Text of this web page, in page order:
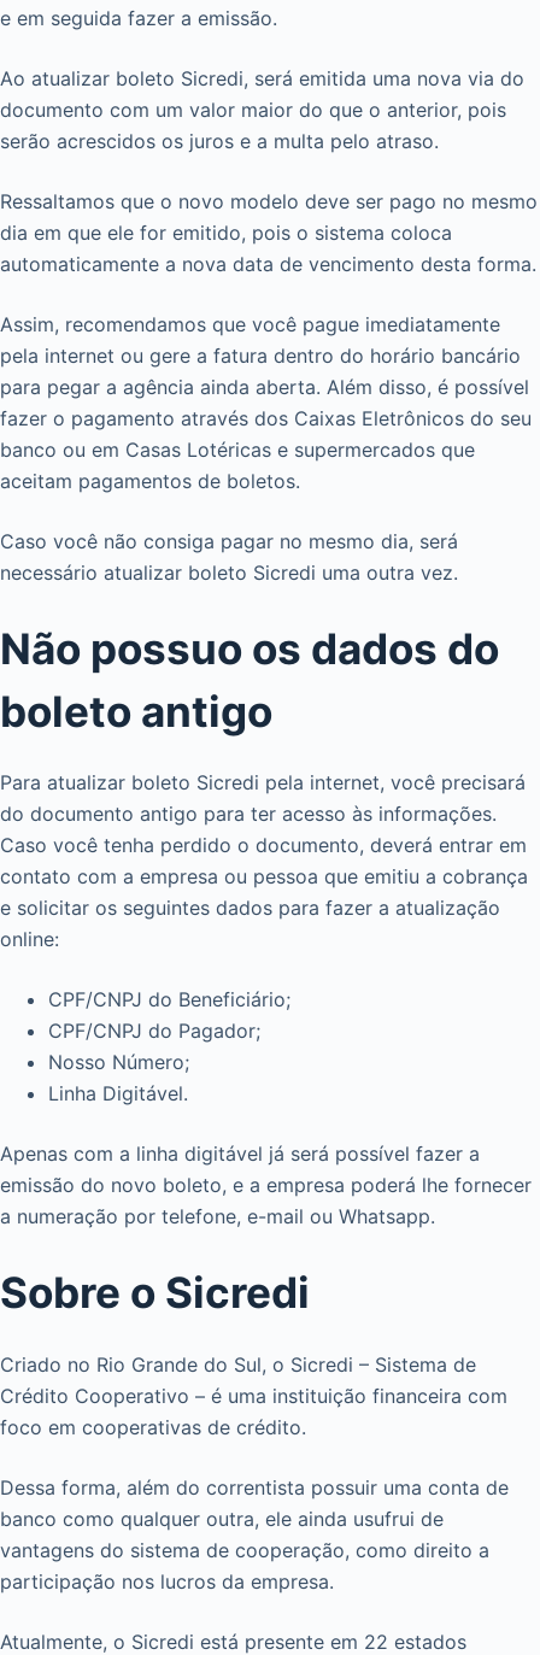
e em seguida fazer a emissão.
Ao atualizar boleto Sicredi, será emitida uma nova via do
documento com um valor maior do que o anterior, pois
serão acrescidos os juros e a multa pelo atraso.
Ressaltamos que o novo modelo deve ser pago no mesmo
dia em que ele for emitido, pois o sistema coloca
automaticamente a nova data de vencimento desta forma.
Assim, recomendamos que você pague imediatamente
pela internet ou gere a fatura dentro do horário bancário
para pegar a agência ainda aberta. Além disso, é possível
fazer o pagamento através dos Caixas Eletrônicos do seu
banco ou em Casas Lotéricas e supermercados que
aceitam pagamentos de boletos.
Caso você não consiga pagar no mesmo dia, será
necessário atualizar boleto Sicredi uma outra vez.
Não possuo os dados do
boleto antigo
Para atualizar boleto Sicredi pela internet, você precisará
do documento antigo para ter acesso às informações.
Caso você tenha perdido o documento, deverá entrar em
contato com a empresa ou pessoa que emitiu a cobrança
e solicitar os seguintes dados para fazer a atualização
online:
CPF/CNPJ do Beneficiário;
CPF/CNPJ do Pagador;
Nosso Número;
Linha Digitável.
Apenas com a linha digitável já será possível fazer a
emissão do novo boleto, e a empresa poderá lhe fornecer
a numeração por telefone, e-mail ou Whatsapp.
Sobre o Sicredi
Criado no Rio Grande do Sul, o Sicredi – Sistema de
Crédito Cooperativo – é uma instituição financeira com
foco em cooperativas de crédito.
Dessa forma, além do correntista possuir uma conta de
banco como qualquer outra, ele ainda usufrui de
vantagens do sistema de cooperação, como direito a
participação nos lucros da empresa.
Atualmente, o Sicredi está presente em 22 estados